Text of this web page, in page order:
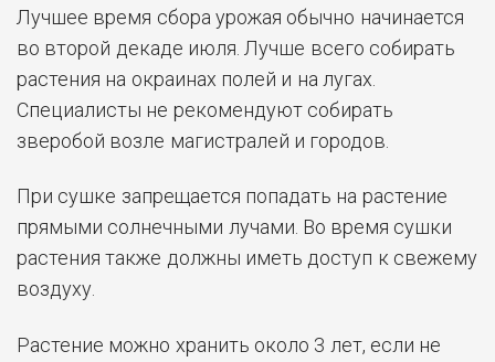
Лучшее время сбора урожая обычно начинается
во второй декаде июля. Лучше всего собирать
растения на окраинах полей и на лугах.
Специалисты не рекомендуют собирать
зверобой возле магистралей и городов.
При сушке запрещается попадать на растение
прямыми солнечными лучами. Во время сушки
растения также должны иметь доступ к свежему
воздуху.
Растение можно хранить около 3 лет, если не